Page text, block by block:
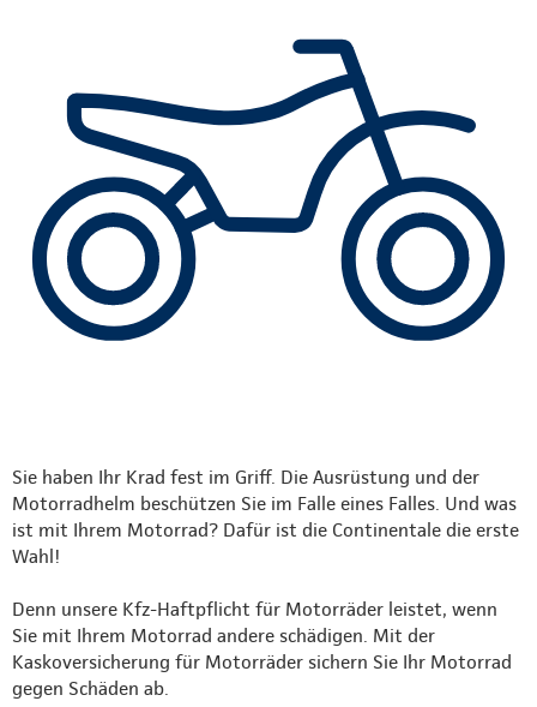
Sie haben Ihr Krad fest im Griff. Die Ausrüstung und der
Motorradhelm beschützen Sie im Falle eines Falles. Und was
ist mit Ihrem Motorrad? Dafür ist die Continentale die erste
Wahl!
Denn unsere Kfz-Haftpflicht für Motorräder leistet, wenn
Sie mit Ihrem Motorrad andere schädigen. Mit der
Kaskoversicherung für Motorräder sichern Sie Ihr Motorrad
gegen Schäden ab.